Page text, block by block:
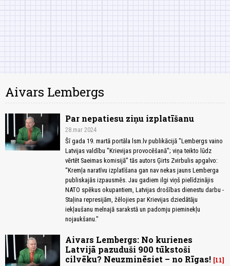
Aivars Lembergs
Par nepatiesu ziņu izplatīšanu
28.mar 2024
Šī gada 19. martā portāla lsm.lv publikācijā "Lembergs vaino
Latvijas valdību "Krievijas provocēšanā"; viņa teikto lūdz
vērtēt Saeimas komisijā” tās autors Ģirts Zvirbulis apgalvo:
“Kremļa naratīvu izplatīšana gan nav nekas jauns Lemberga
publiskajās izpausmēs. Jau gadiem ilgi viņš pielīdzinājis
NATO spēkus okupantiem, Latvijas drošības dienestu darbu -
Staļina represijām, žēlojies par Krievijas dziedātāju
iekļaušanu melnajā sarakstā un padomju pieminekļu
nojaukšanu."
Aivars Lembergs: No kurienes
Latvijā pazuduši 900 tūkstoši
cilvēku? Neuzminēsiet – no Rīgas! 11